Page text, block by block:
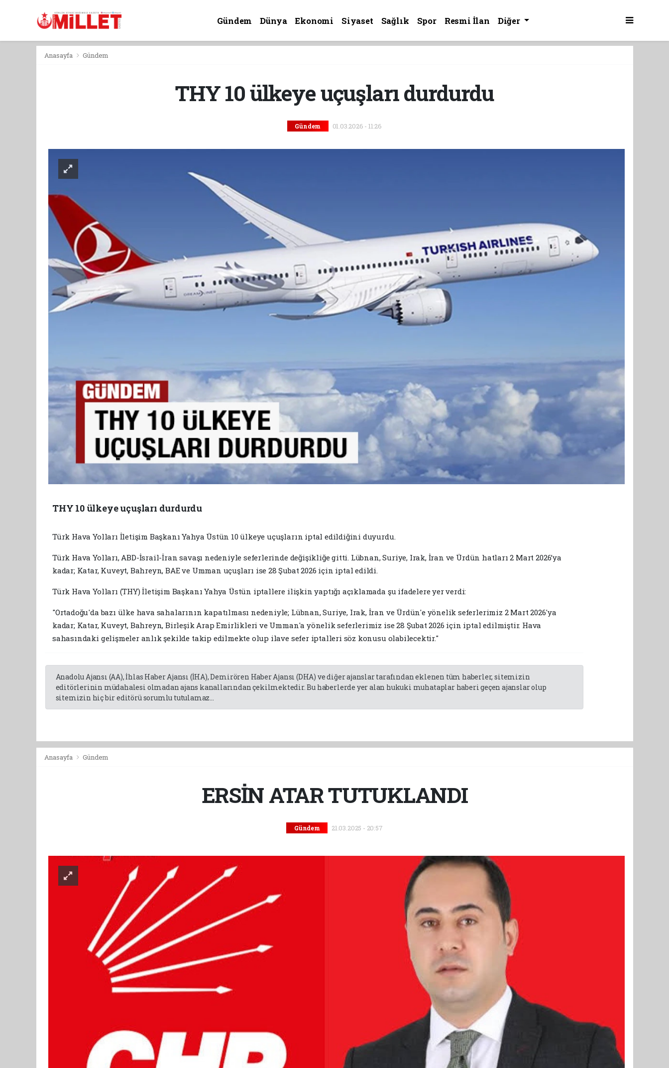
Gündem Dünya Ekonomi Siyaset Sağlık Spor Resmi İlan Diğer
Anasayfa Gündem
THY 10 ülkeye uçuşları durdurdu
Gündem 01.03.2026 - 11:26
THY 10 ülkeye uçuşları durdurdu
Türk Hava Yolları İletişim Başkanı Yahya Üstün 10 ülkeye uçuşların iptal edildiğini duyurdu.
Türk Hava Yolları, ABD-İsrail-İran savaşı nedeniyle seferlerinde değişikliğe gitti. Lübnan, Suriye, Irak, İran ve Ürdün hatları 2 Mart 2026’ya
kadar; Katar, Kuveyt, Bahreyn, BAE ve Umman uçuşları ise 28 Şubat 2026 için iptal edildi.
Türk Hava Yolları (THY) İletişim Başkanı Yahya Üstün iptallere ilişkin yaptığı açıklamada şu ifadelere yer verdi:
"Ortadoğu'da bazı ülke hava sahalarının kapatılması nedeniyle; Lübnan, Suriye, Irak, İran ve Ürdün'e yönelik seferlerimiz 2 Mart 2026'ya
kadar; Katar, Kuveyt, Bahreyn, Birleşik Arap Emirlikleri ve Umman'a yönelik seferlerimiz ise 28 Şubat 2026 için iptal edilmiştir. Hava
sahasındaki gelişmeler anlık şekilde takip edilmekte olup ilave sefer iptalleri söz konusu olabilecektir."
Anadolu Ajansı (AA), İhlas Haber Ajansı (İHA), Demirören Haber Ajansı (DHA) ve diğer ajanslar tarafından eklenen tüm haberler, sitemizin
editörlerinin müdahalesi olmadan ajans kanallarından çekilmektedir. Bu haberlerde yer alan hukuki muhataplar haberi geçen ajanslar olup
sitemizin hiç bir editörü sorumlu tutulamaz...
Anasayfa Gündem
ERSİN ATAR TUTUKLANDI
Gündem 21.03.2025 - 20:57